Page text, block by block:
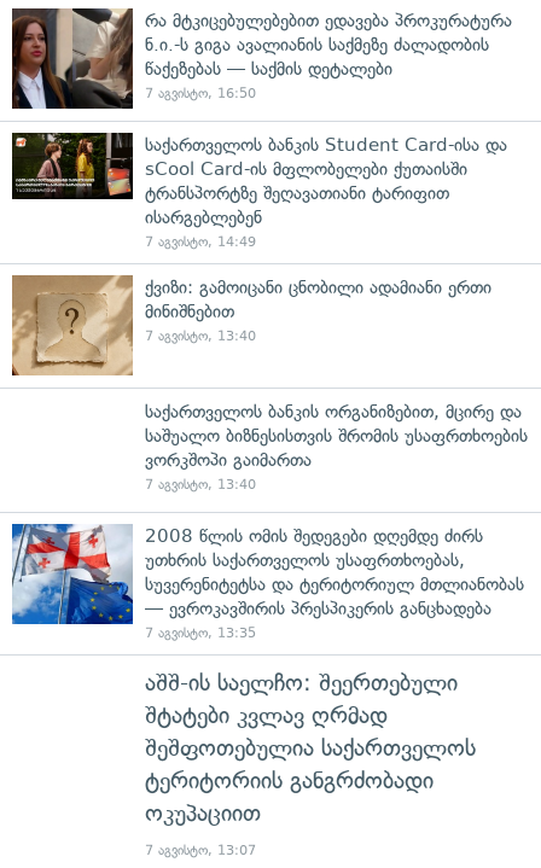
რა მტკიცებულებებით ედავება პროკურატურა
ნ.ი.-ს გიგა ავალიანის საქმეზე ძალადობის
წაქეზებას — საქმის დეტალები
7 აგვისტო, 16:50
საქართველოს ბანკის Student Card-ისა და
sCool Card-ის მფლობელები ქუთაისში
ტრანსპორტზე შეღავათიანი ტარიფით
ისარგებლებენ
7 აგვისტო, 14:49
ქვიზი: გამოიცანი ცნობილი ადამიანი ერთი
მინიშნებით
7 აგვისტო, 13:40
საქართველოს ბანკის ორგანიზებით, მცირე და
საშუალო ბიზნესისთვის შრომის უსაფრთხოების
ვორკშოპი გაიმართა
7 აგვისტო, 13:40
2008 წლის ომის შედეგები დღემდე ძირს
უთხრის საქართველოს უსაფრთხოებას,
სუვერენიტეტსა და ტერიტორიულ მთლიანობას
— ევროკავშირის პრესპიკერის განცხადება
7 აგვისტო, 13:35
აშშ-ის საელჩო: შეერთებული
შტატები კვლავ ღრმად
შეშფოთებულია საქართველოს
ტერიტორიის განგრძობადი
ოკუპაციით
7 აგვისტო, 13:07